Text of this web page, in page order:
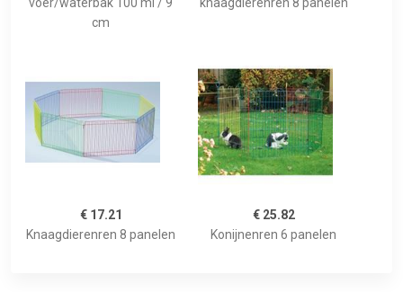
voer/waterbak 100 ml / 9
cm
knaagdierenren 8 panelen
€ 17.21
Knaagdierenren 8 panelen
€ 25.82
Konijnenren 6 panelen